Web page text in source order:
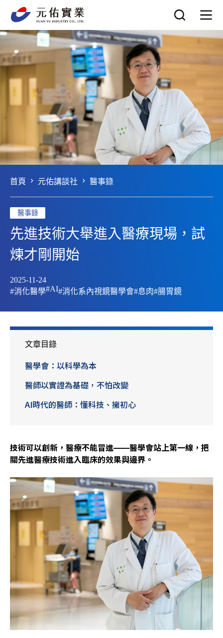
主
內
容
首頁 元佑講談社 醫事錄
醫事錄
先進技術大舉進入醫療現場，試
煉才剛開始
2025-11-24
#消化醫學#AI#消化系內視鏡醫學會#息肉#腸胃鏡
文章目錄
醫學會：以科學為本
醫師以實證為基礎，不怕改變
AI時代的醫師：懂科技、擁初心
技術可以創新，醫療不能冒進——醫學會站上第一線，把
關先進醫療技術進入臨床的效果與邊界。